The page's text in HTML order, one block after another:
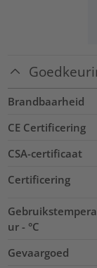
Brandbaarheid
CE Certificering
CSA-certificaat
Certificering
ur - °C
Gevaargoed